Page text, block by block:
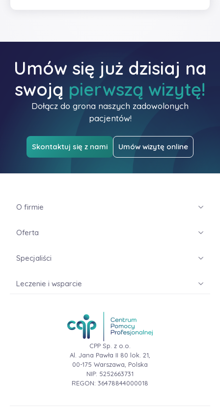
Umów się już dzisiaj na
swoją pierwszą wizytę!
Dołącz do grona naszych zadowolonych
pacjentów!
Skontaktuj się z nami Umów wizytę online
CPP Sp. z o.o.
Al. Jana Pawła II 80 lok. 21,
00-175 Warszawa, Polska
NIP: 5252663731
REGON: 36478844000018
O firmie
Oferta
Specjaliści
Leczenie i wsparcie